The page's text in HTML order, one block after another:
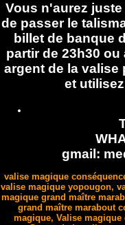
Vous n'aurez
de passer le
billet de banque
partir de 23h30
argent de la valise
et
gmail:
valise magique
valise magique yopougon,
magique grand maître
grand maître marabout
magique, Valise